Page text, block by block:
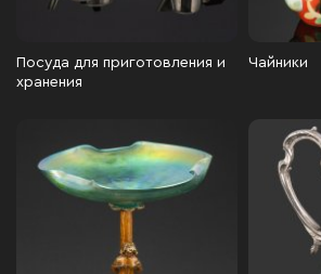
Посуда для приготовления и
хранения
Чайники